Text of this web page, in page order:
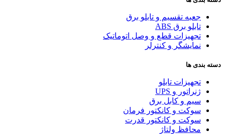
جعبه تقسیم و تابلو برق
تابلو برق ABS
تجهیزات قطع و وصل اتوماتیک
نمایشگر و کنترلر
دسته بندی ها
تجهیزات تابلو
ژنراتور و UPS
سیم و کابل برق
سوکت و کانکتور فرمان
سوکت و کانکتور قدرت
محافظ ولتاژ